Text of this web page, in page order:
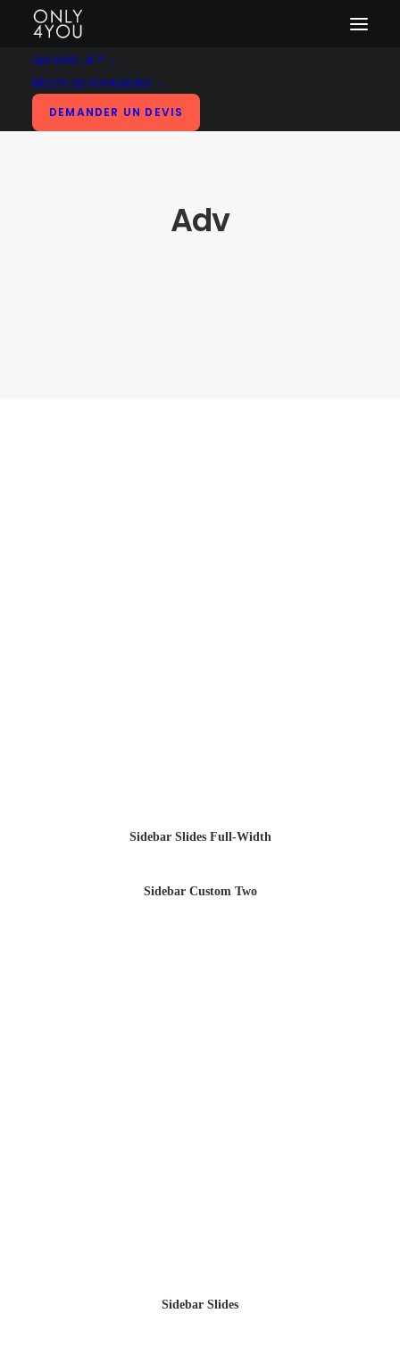
QUI SUIS-JE ?
RÉCITS DE VOYAGEURS
DEMANDER UN DEVIS
Adv
Sidebar Slides Full-Width
Sidebar Custom Two
Sidebar Slides